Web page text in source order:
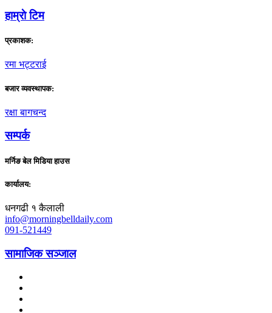
हाम्राे टिम
प्रकाशक:
रमा भट्टराई
बजार व्यवस्थापक:
रक्षा बागचन्द
सम्पर्क
मर्निङ बेल मिडिया हाउस
कार्यालय:
धनगढी १ कैलाली
info@morningbelldaily.com
091-521449
सामाजिक सञ्जाल